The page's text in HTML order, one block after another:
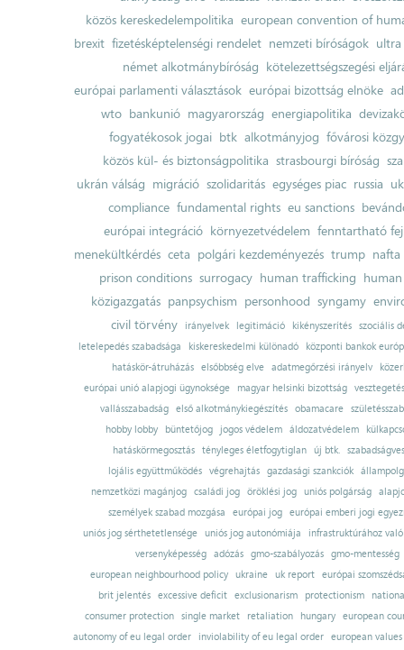
közös kereskedelempolitika european convention of
brexit fizetésképtelenségi rendelet nemzeti bíróságok ultra
német alkotmánybíróság kötelezettségszegési
európai parlamenti választások európai bizottság elnöke
wto bankunió magyarország energiapolitika
fogyatékosok jogai btk alkotmányjog fővárosi
közös kül- és biztonságpolitika strasbourgi bíróság
ukrán válság migráció szolidaritás egységes piac russia
compliance fundamental rights eu sanctions
európai integráció környezetvédelem fenntartható
menekültkérdés ceta polgári kezdeményezés trump nafta
prison conditions surrogacy human trafficking
közigazgatás panpsychism personhood syngamy
civil törvény
irányelvek legitimáció kikényszerítés szociális
letelepedés szabadsága
kiskereskedelmi különadó
központi bankok
hatáskör-átruházás
elsőbbség elve adatmegőrzési irányelv
európai unió alapjogi ügynoksége
magyar helsinki bizottság
vesztegetés
vallásszabadság
első alkotmánykiegészítés obamacare
hobby lobby
büntetőjog jogos védelem áldozatvédelem
hatáskörmegosztás tényleges életfogytiglan új btk.
lojális együttműködés
végrehajtás gazdasági szankciók
nemzetközi magánjog
családi jog öröklési jog uniós polgárság
személyek szabad mozgása
európai jog európai emberi jogi
uniós jog sérthetetlensége uniós jog autonómiája
infrastruktúrához
versenyképesség adózás gmo-szabályozás gmo-mentesség
european neighbourhood policy
ukraine uk report
európai
brit jelentés excessive deficit exclusionarism protectionism
consumer protection
single market retaliation hungary
european
autonomy of eu legal order
inviolability of eu legal order
european values